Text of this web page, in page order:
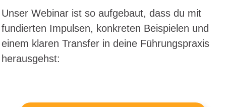
Unser Webinar ist so aufgebaut, dass du mit
fundierten Impulsen, konkreten Beispielen und
einem klaren Transfer in deine Führungspraxis
herausgehst: